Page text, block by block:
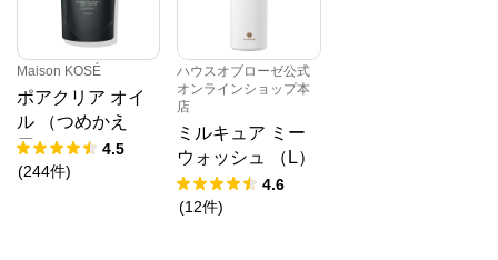
Maison KOSÉ
ポアクリア オイ
ル （つめかえ
用）
4.5
(244件)
ハウスオブローゼ公式
オンラインショップ本
店
ミルキュア ミー
ウォッシュ （L）
375mL
4.6
(12件)